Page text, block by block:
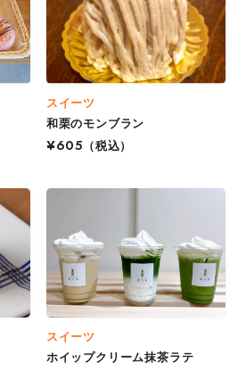
スイーツ
和栗のモンブラン
¥605 （税込）
スイーツ
ホイップクリーム抹茶ラテ